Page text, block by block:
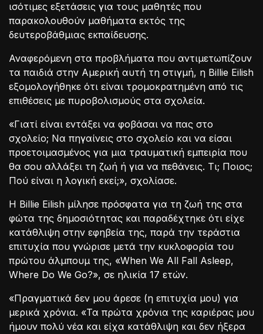
ισότιμες εξετάσεις για τους μαθητές που
παρακολουθούν μαθήματα εκτός της
δευτεροβάθμιας εκπαίδευσης.
Αναφερόμενη στα προβλήματα που αντιμετωπίζουν
τα παιδιά στην Αμερική αυτή τη στιγμή, η Billie Eilish
εξομολογήθηκε ότι είναι τρομοκρατημένη από τις
επιθέσεις με πυροβολισμούς στα σχολεία.
«Γιατί είναι εντάξει να φοβάσαι να πας στο
σχολείο; Να πηγαίνεις στο σχολείο και να είσαι
προετοιμασμένος για μια τραυματική εμπειρία που
θα σου αλλάξει τη ζωή ή για να πεθάνεις. Τι; Ποιος;
Πού είναι η λογική εκεί;», σχολίασε.
Η Billie Eilish μίλησε πρόσφατα για τη ζωή της στα
φώτα της δημοσιότητας και παραδέχτηκε ότι είχε
κατάθλιψη στην εφηβεία της, παρά την τεράστια
επιτυχία που γνώρισε μετά την κυκλοφορία του
πρώτου άλμπουμ της, «When We All Fall Asleep,
Where Do We Go?», σε ηλικία 17 ετών.
«Πραγματικά δεν μου άρεσε (η επιτυχία μου) για
μερικά χρόνια. «Τα πρώτα χρόνια της καριέρας μου
ήμουν πολύ νέα και είχα κατάθλιψη και δεν ήξερα